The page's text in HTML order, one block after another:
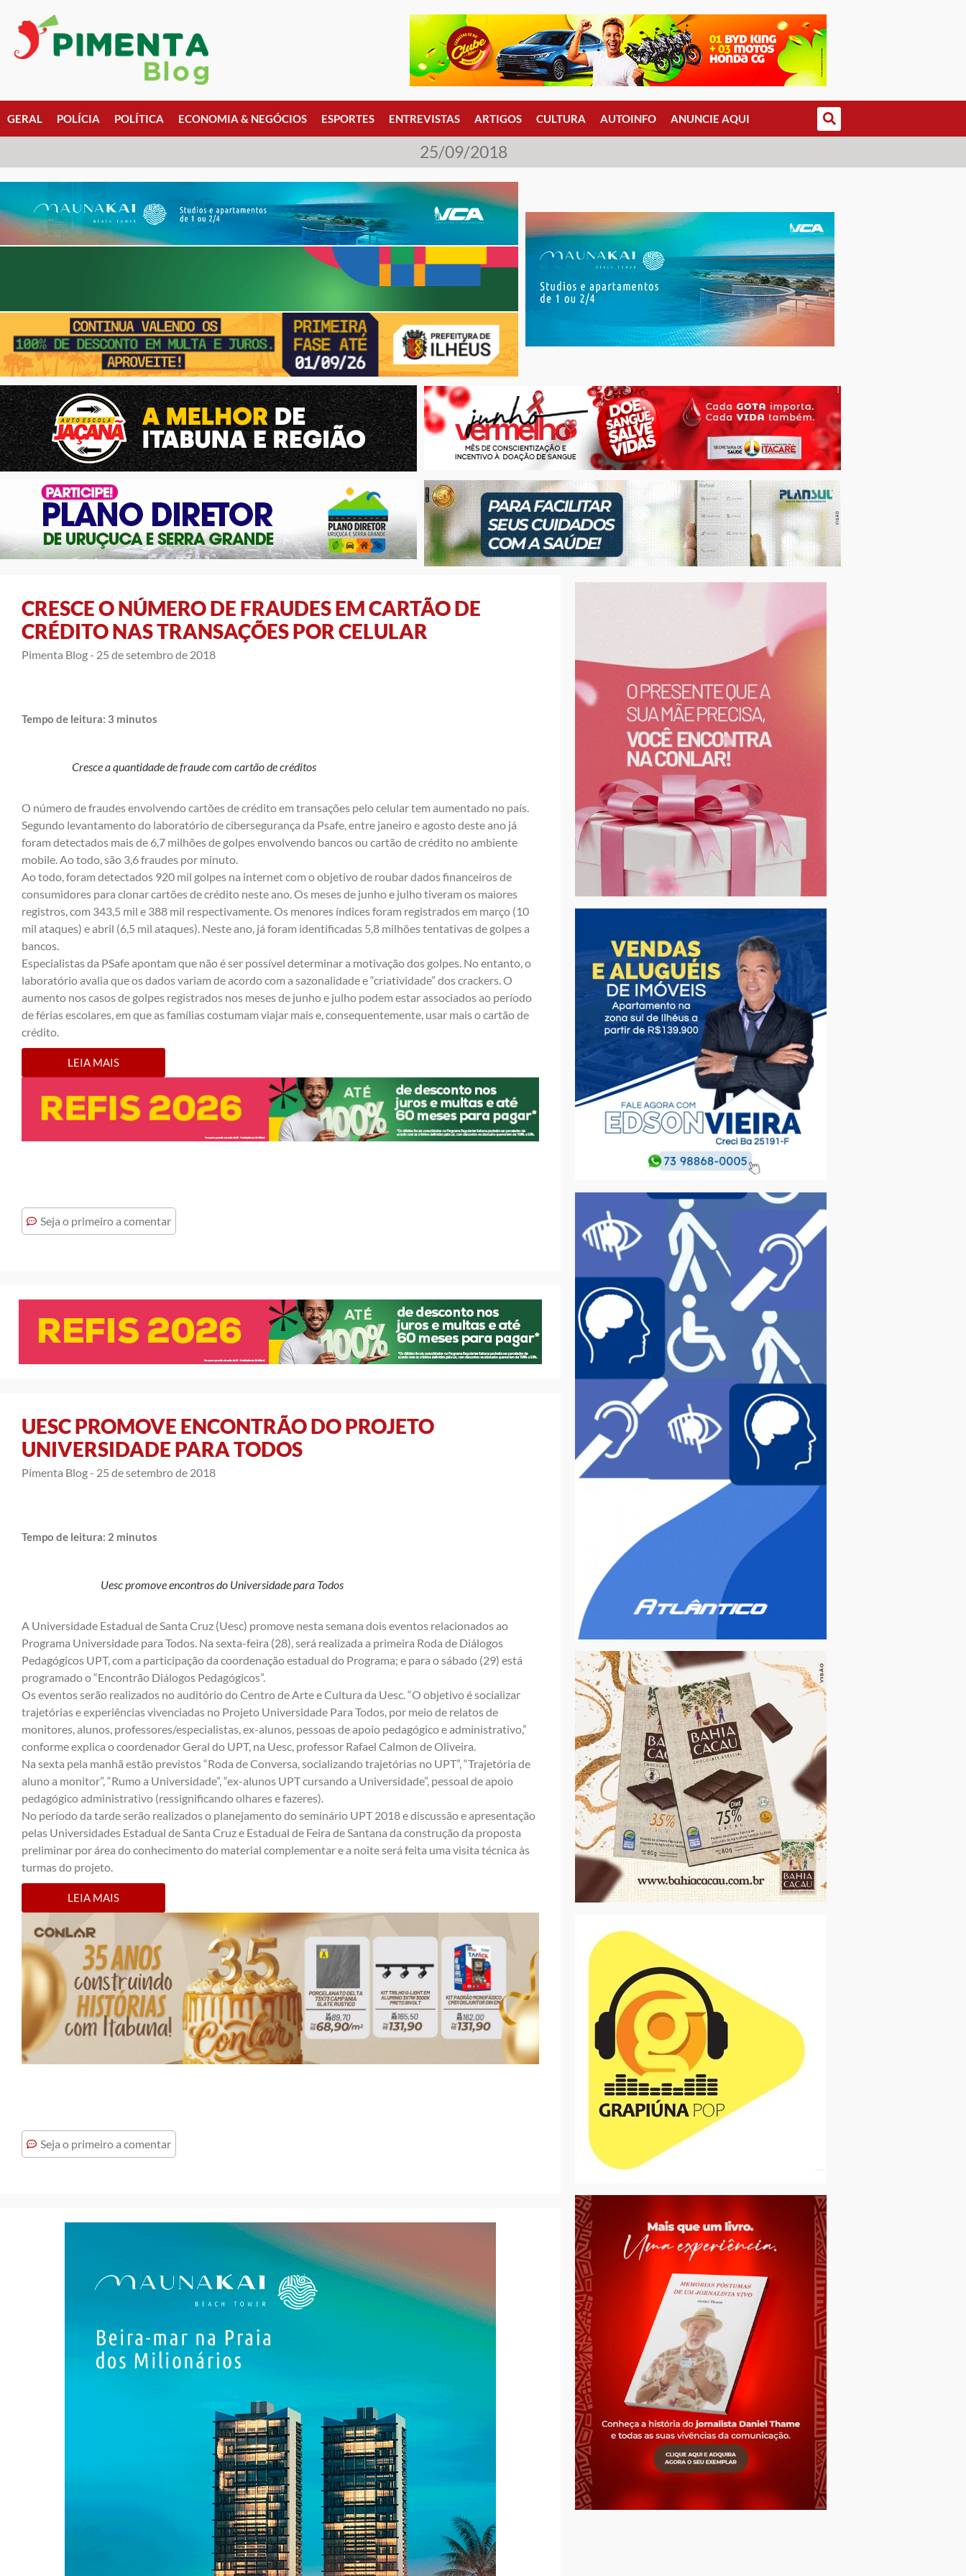
GERAL POLÍCIA POLÍTICA ECONOMIA & NEGÓCIOS ESPORTES ENTREVISTAS ARTIGOS CULTURA AUTOINFO ANUNCIE AQUI
25/09/2018
CRESCE O NÚMERO DE FRAUDES EM CARTÃO DE
CRÉDITO NAS TRANSAÇÕES POR CELULAR
Pimenta Blog - 25 de setembro de 2018
Tempo de leitura: 3 minutos
Cresce a quantidade de fraude com cartão de créditos
O número de fraudes envolvendo cartões de crédito em transações pelo celular tem aumentado no país.
Segundo levantamento do laboratório de cibersegurança da Psafe, entre janeiro e agosto deste ano já
foram detectados mais de 6,7 milhões de golpes envolvendo bancos ou cartão de crédito no ambiente
mobile. Ao todo, são 3,6 fraudes por minuto.
Ao todo, foram detectados 920 mil golpes na internet com o objetivo de roubar dados financeiros de
consumidores para clonar cartões de crédito neste ano. Os meses de junho e julho tiveram os maiores
registros, com 343,5 mil e 388 mil respectivamente. Os menores índices foram registrados em março (10
mil ataques) e abril (6,5 mil ataques). Neste ano, já foram identificadas 5,8 milhões tentativas de golpes a
bancos.
Especialistas da PSafe apontam que não é ser possível determinar a motivação dos golpes. No entanto, o
laboratório avalia que os dados variam de acordo com a sazonalidade e “criatividade” dos crackers. O
aumento nos casos de golpes registrados nos meses de junho e julho podem estar associados ao período
de férias escolares, em que as famílias costumam viajar mais e, consequentemente, usar mais o cartão de
crédito.
LEIA MAIS
Seja o primeiro a comentar
UESC PROMOVE ENCONTRÃO DO PROJETO
UNIVERSIDADE PARA TODOS
Pimenta Blog - 25 de setembro de 2018
Tempo de leitura: 2 minutos
Uesc promove encontros do Universidade para Todos
A Universidade Estadual de Santa Cruz (Uesc) promove nesta semana dois eventos relacionados ao
Programa Universidade para Todos. Na sexta-feira (28), será realizada a primeira Roda de Diálogos
Pedagógicos UPT, com a participação da coordenação estadual do Programa; e para o sábado (29) está
programado o “Encontrão Diálogos Pedagógicos”.
Os eventos serão realizados no auditório do Centro de Arte e Cultura da Uesc. “O objetivo é socializar
trajetórias e experiências vivenciadas no Projeto Universidade Para Todos, por meio de relatos de
monitores, alunos, professores/especialistas, ex-alunos, pessoas de apoio pedagógico e administrativo,”
conforme explica o coordenador Geral do UPT, na Uesc, professor Rafael Calmon de Oliveira.
Na sexta pela manhã estão previstos “Roda de Conversa, socializando trajetórias no UPT”, “Trajetória de
aluno a monitor”, “Rumo a Universidade”, “ex-alunos UPT cursando a Universidade”, pessoal de apoio
pedagógico administrativo (ressignificando olhares e fazeres).
No período da tarde serão realizados o planejamento do seminário UPT 2018 e discussão e apresentação
pelas Universidades Estadual de Santa Cruz e Estadual de Feira de Santana da construção da proposta
preliminar por área do conhecimento do material complementar e a noite será feita uma visita técnica às
turmas do projeto.
LEIA MAIS
Seja o primeiro a comentar